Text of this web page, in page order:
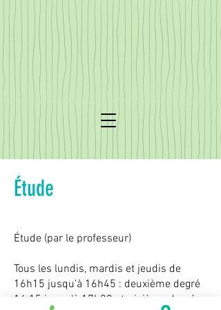
Étude
Étude (par le professeur)
Tous les lundis, mardis et jeudis de
16h15 jusqu'à 16h45 : deuxième degré
16.15 jusqu'à 17h00 : troisième degré